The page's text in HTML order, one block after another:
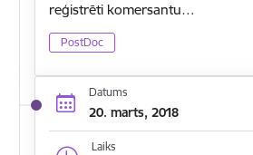
reģistrēti komersantu…
PostDoc
Datums
20. marts, 2018
Laiks